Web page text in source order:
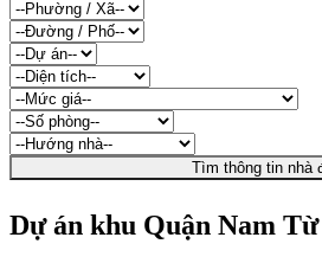
Tìm thông tin nhà
Dự án khu Quận Nam